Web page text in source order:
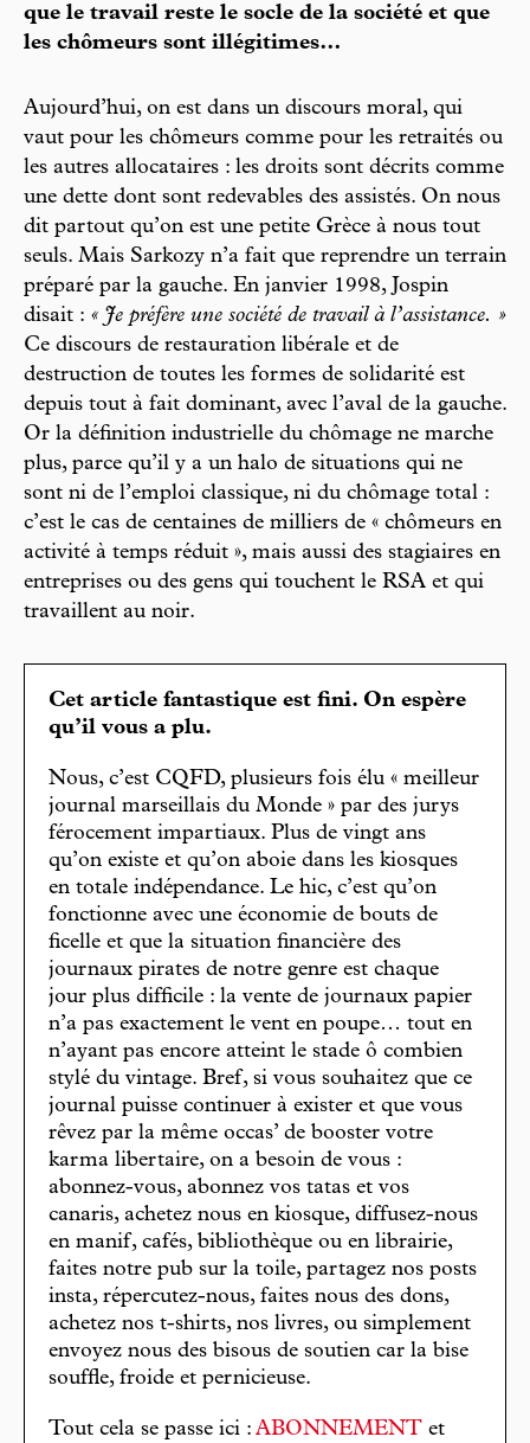
que le travail reste le socle de la société et que
les chômeurs sont illégitimes…
Aujourd’hui, on est dans un discours moral, qui
vaut pour les chômeurs comme pour les retraités ou
les autres allocataires : les droits sont décrits comme
une dette dont sont redevables des assistés. On nous
dit partout qu’on est une petite Grèce à nous tout
seuls. Mais Sarkozy n’a fait que reprendre un terrain
préparé par la gauche. En janvier 1998, Jospin
disait : « Je préfère une société de travail à l’assistance. »
Ce discours de restauration libérale et de
destruction de toutes les formes de solidarité est
depuis tout à fait dominant, avec l’aval de la gauche.
Or la définition industrielle du chômage ne marche
plus, parce qu’il y a un halo de situations qui ne
sont ni de l’emploi classique, ni du chômage total :
c’est le cas de centaines de milliers de « chômeurs en
activité à temps réduit », mais aussi des stagiaires en
entreprises ou des gens qui touchent le RSA et qui
travaillent au noir.
Cet article fantastique est fini. On espère
qu’il vous a plu.
Nous, c’est CQFD, plusieurs fois élu « meilleur
journal marseillais du Monde » par des jurys
férocement impartiaux. Plus de vingt ans
qu’on existe et qu’on aboie dans les kiosques
en totale indépendance. Le hic, c’est qu’on
fonctionne avec une économie de bouts de
ficelle et que la situation financière des
journaux pirates de notre genre est chaque
jour plus difficile : la vente de journaux papier
n’a pas exactement le vent en poupe… tout en
n’ayant pas encore atteint le stade ô combien
stylé du vintage. Bref, si vous souhaitez que ce
journal puisse continuer à exister et que vous
rêvez par la même occas’ de booster votre
karma libertaire, on a besoin de vous :
abonnez-vous, abonnez vos tatas et vos
canaris, achetez nous en kiosque, diffusez-nous
en manif, cafés, bibliothèque ou en librairie,
faites notre pub sur la toile, partagez nos posts
insta, répercutez-nous, faites nous des dons,
achetez nos t-shirts, nos livres, ou simplement
envoyez nous des bisous de soutien car la bise
souffle, froide et pernicieuse.
Tout cela se passe ici : ABONNEMENT et